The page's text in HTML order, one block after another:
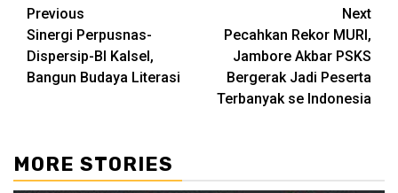
Continue
Reading
Previous
Sinergi Perpusnas-
Dispersip-BI Kalsel,
Bangun Budaya Literasi
Next
Pecahkan Rekor MURI,
Jambore Akbar PSKS
Bergerak Jadi Peserta
Terbanyak se Indonesia
MORE STORIES